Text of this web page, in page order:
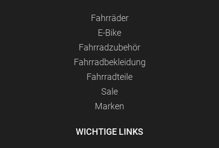
Fahrräder
E-Bike
Fahrradzubehör
Fahrradbekleidung
Fahrradteile
Sale
Marken
WICHTIGE LINKS